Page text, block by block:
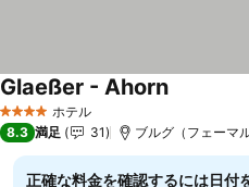
4 ホテルのランク
ホテル
Glaeßer - Ahorn料金を表示
8.3 満足 31 ブルグ（フェーマ
正確な料金を確認するには日付